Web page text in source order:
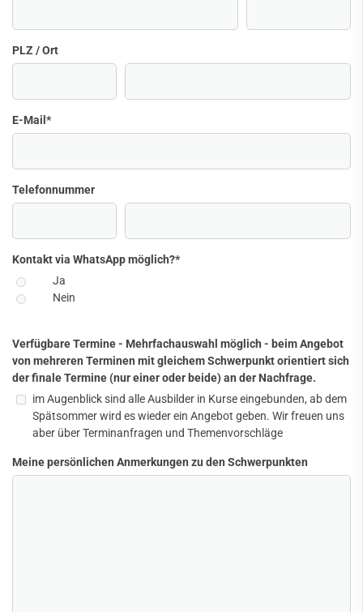
PLZ / Ort
E-Mail *
Telefonnummer
Kontakt via WhatsApp möglich?*
Ja
Nein
Verfügbare Termine - Mehrfachauswahl möglich - beim Angebot
von mehreren Terminen mit gleichem Schwerpunkt orientiert sich
der finale Termine (nur einer oder beide) an der Nachfrage.
im Augenblick sind alle Ausbilder in Kurse eingebunden, ab dem
Spätsommer wird es wieder ein Angebot geben. Wir freuen uns
aber über Terminanfragen und Themenvorschläge
Meine persönlichen Anmerkungen zu den Schwerpunkten